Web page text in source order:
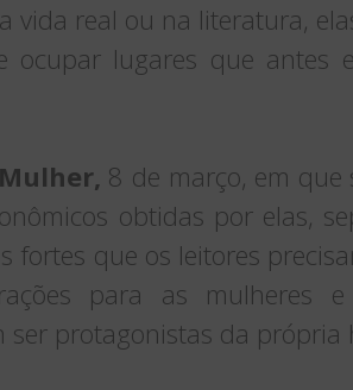
vida real ou na literatura,
lugares que antes
8 de março, em que
obtidas por elas,
fortes que os leitores
para as mulheres
protagonistas da própria